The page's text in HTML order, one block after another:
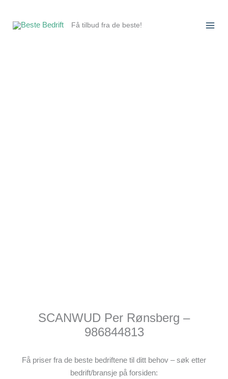
Få tilbud fra de beste!
SCANWUD Per Rønsberg –
986844813
Få priser fra de beste bedriftene til ditt behov – søk etter
bedrift/bransje på forsiden: